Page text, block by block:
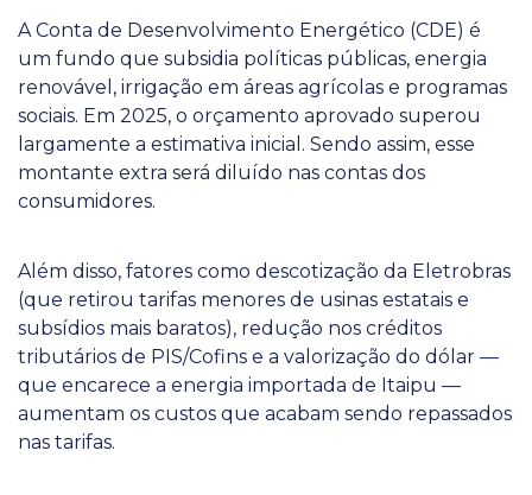
A Conta de Desenvolvimento Energético (CDE) é
um fundo que subsidia políticas públicas, energia
renovável, irrigação em áreas agrícolas e programas
sociais. Em 2025, o orçamento aprovado superou
largamente a estimativa inicial. Sendo assim, esse
montante extra será diluído nas contas dos
consumidores.
Além disso, fatores como descotização da Eletrobras
(que retirou tarifas menores de usinas estatais e
subsídios mais baratos), redução nos créditos
tributários de PIS/Cofins e a valorização do dólar —
que encarece a energia importada de Itaipu —
aumentam os custos que acabam sendo repassados
nas tarifas.